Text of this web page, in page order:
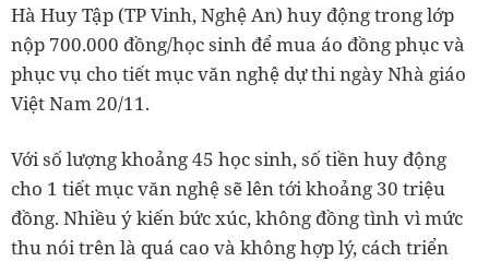
Hà Huy Tập (TP Vinh, Nghệ An) huy động trong lớp
nộp 700.000 đồng/học sinh để mua áo đồng phục và
phục vụ cho tiết mục văn nghệ dự thi ngày Nhà giáo
Việt Nam 20/11.
Với số lượng khoảng 45 học sinh, số tiền huy động
cho 1 tiết mục văn nghệ sẽ lên tới khoảng 30 triệu
đồng. Nhiều ý kiến bức xúc, không đồng tình vì mức
thu nói trên là quá cao và không hợp lý, cách triển